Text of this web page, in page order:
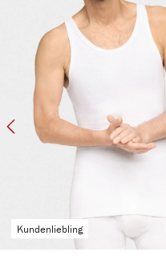
Kundenliebling